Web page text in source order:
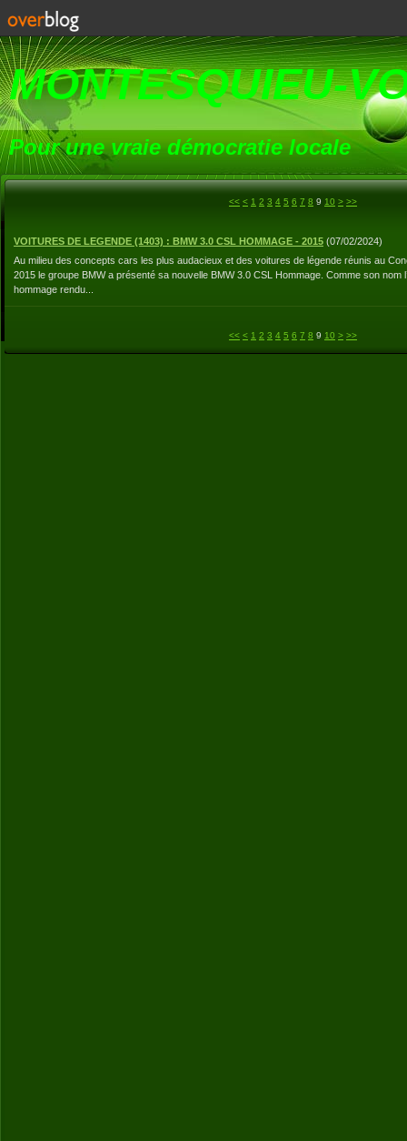
MONTESQUIEU-
Pour une vraie démocratie locale
<< < 1 2 3 4 5 6 7 8 9 10 > >>
VOITURES DE LEGENDE (1403) : BMW 3.0 CSL HOMMAGE - 2015 (07/02/2024)
Au milieu des concepts cars les plus audacieux et des voitures de légende réunis au
2015 le groupe BMW a présenté sa nouvelle BMW 3.0 CSL Hommage. Comme son nom
hommage rendu...
<< < 1 2 3 4 5 6 7 8 9 10 > >>